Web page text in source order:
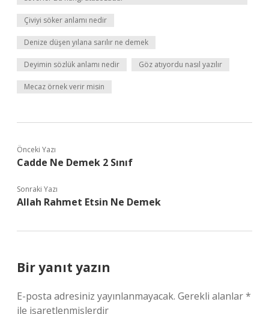
Çiviyi söker anlamı nedir
Denize düşen yılana sarılır ne demek
Deyimin sözlük anlamı nedir Göz atıyordu nasıl yazılır
Mecaz örnek verir misin
Önceki Yazı
Cadde Ne Demek 2 Sınıf
Sonraki Yazı
Allah Rahmet Etsin Ne Demek
Bir yanıt yazın
E-posta adresiniz yayınlanmayacak. Gerekli alanlar*
ile işaretlenmişlerdir